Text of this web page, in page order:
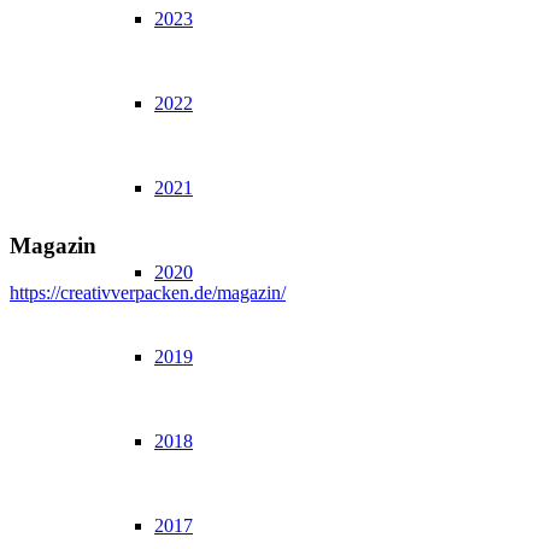
2023
2022
2021
2020
2019
2018
2017
Magazin
https://creativverpacken.de/magazin/